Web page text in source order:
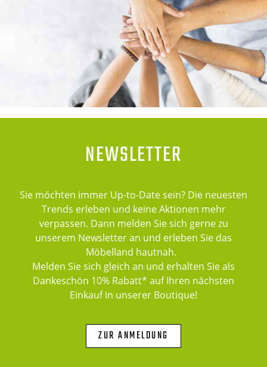
NEWSLETTER
Sie möchten immer Up-to-Date sein? Die neuesten
Trends erleben und keine Aktionen mehr
verpassen. Dann melden Sie sich gerne zu
unserem Newsletter an und erleben Sie das
Möbelland hautnah.
Melden Sie sich gleich an und erhalten Sie als
Dankeschön 10% Rabatt* auf Ihren nächsten
Einkauf in unserer Boutique!
ZUR ANMELDUNG